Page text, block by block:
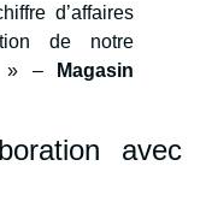
d’affaires
de notre
» –
Magasin
avec